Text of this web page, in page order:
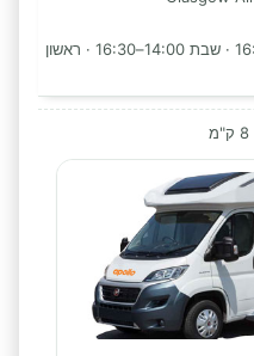
שעות איסוף: א׳–ה׳ 14:00–16:30 · שבת 14:00–16:30 · ראשון